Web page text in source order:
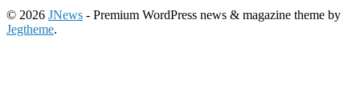
© 2026 JNews - Premium WordPress news & magazine theme by
Jegtheme.